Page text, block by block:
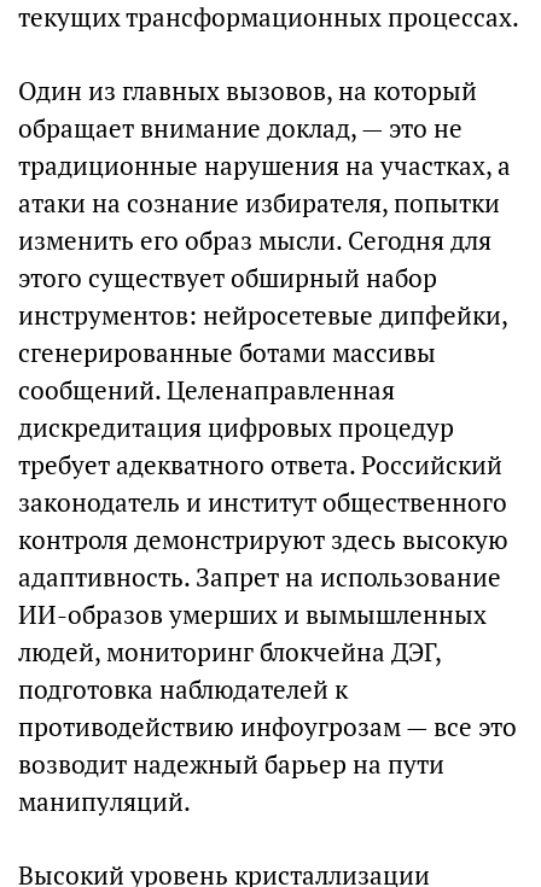
текущих трансформационных процессах.
Один из главных вызовов, на который
обращает внимание доклад, — это не
традиционные нарушения на участках, а
атаки на сознание избирателя, попытки
изменить его образ мысли. Сегодня для
этого существует обширный набор
инструментов: нейросетевые дипфейки,
сгенерированные ботами массивы
сообщений. Целенаправленная
дискредитация цифровых процедур
требует адекватного ответа. Российский
законодатель и институт общественного
контроля демонстрируют здесь высокую
адаптивность. Запрет на использование
ИИ-образов умерших и вымышленных
людей, мониторинг блокчейна ДЭГ,
подготовка наблюдателей к
противодействию инфоугрозам — все это
возводит надежный барьер на пути
манипуляций.
Высокий уровень кристаллизации